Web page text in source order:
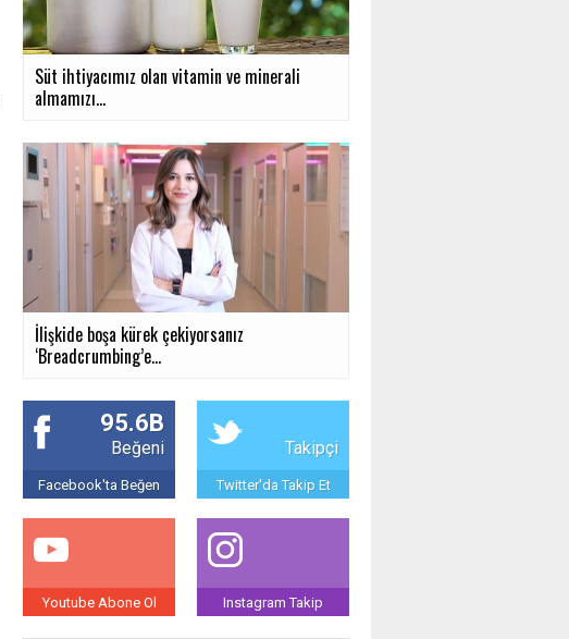
Süt ihtiyacımız olan vitamin ve minerali
almamızı...
İlişkide boşa kürek çekiyorsanız
‘Breadcrumbing’e...
95.6B
Beğeni
Facebook'ta Beğen
Takipçi
Twitter'da Takip Et
Youtube Abone Ol Instagram Takip